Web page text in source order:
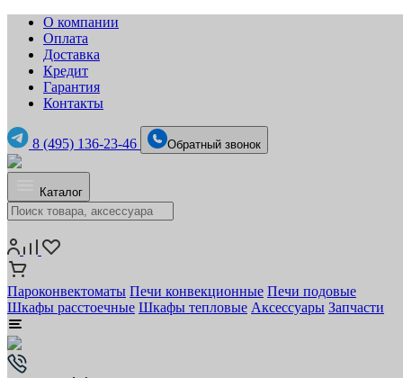
О компании
Оплата
Доставка
Кредит
Гарантия
Контакты
8 (495) 136-23-46 Обратный звонок
Каталог
Пароконвектоматы Печи конвекционные Печи подовые
Шкафы расстоечные Шкафы тепловые Аксессуары Запчасти